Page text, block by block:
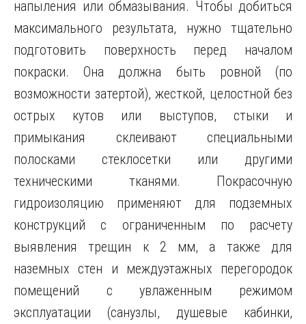
напыления или обмазывания. Чтобы добиться
максимального результата, нужно тщательно
подготовить поверхность перед началом
покраски. Она должна быть ровной (по
возможности затертой), жесткой, целостной без
острых кутов или выступов, стыки и
примыкания склеивают специальными
полосками стеклосетки или другими
техническими тканями. Покрасочную
гидроизоляцию применяют для подземных
конструкций с ограниченным по расчету
выявления трещин к 2 мм, а также для
наземных стен и междуэтажных перегородок
помещений с увлаженным режимом
эксплуатации (санузлы, душевые кабинки,